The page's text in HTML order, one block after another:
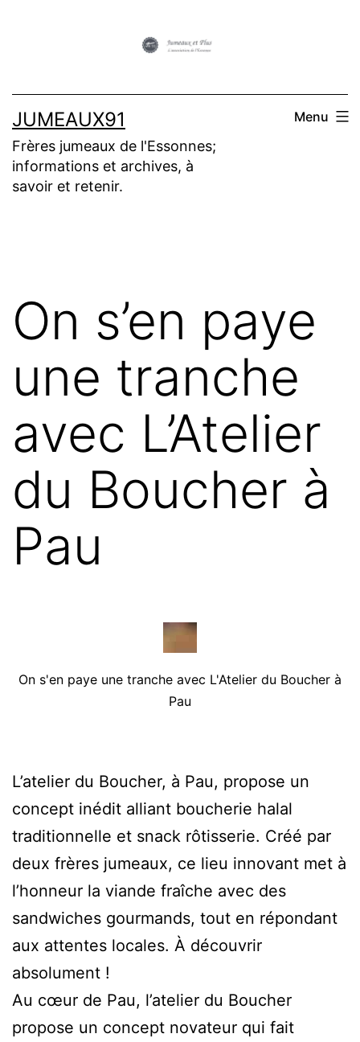
JUMEAUX91
Frères jumeaux de l'Essonnes;
informations et archives, à
savoir et retenir.
Menu
On s’en paye
une tranche
avec L’Atelier
du Boucher à
Pau
On s'en paye une tranche avec L'Atelier du Boucher à
Pau
L’atelier du Boucher, à Pau, propose un
concept inédit alliant boucherie halal
traditionnelle et snack rôtisserie. Créé par
deux frères jumeaux, ce lieu innovant met à
l’honneur la viande fraîche avec des
sandwiches gourmands, tout en répondant
aux attentes locales. À découvrir
absolument !
Au cœur de Pau, l’atelier du Boucher
propose un concept novateur qui fait